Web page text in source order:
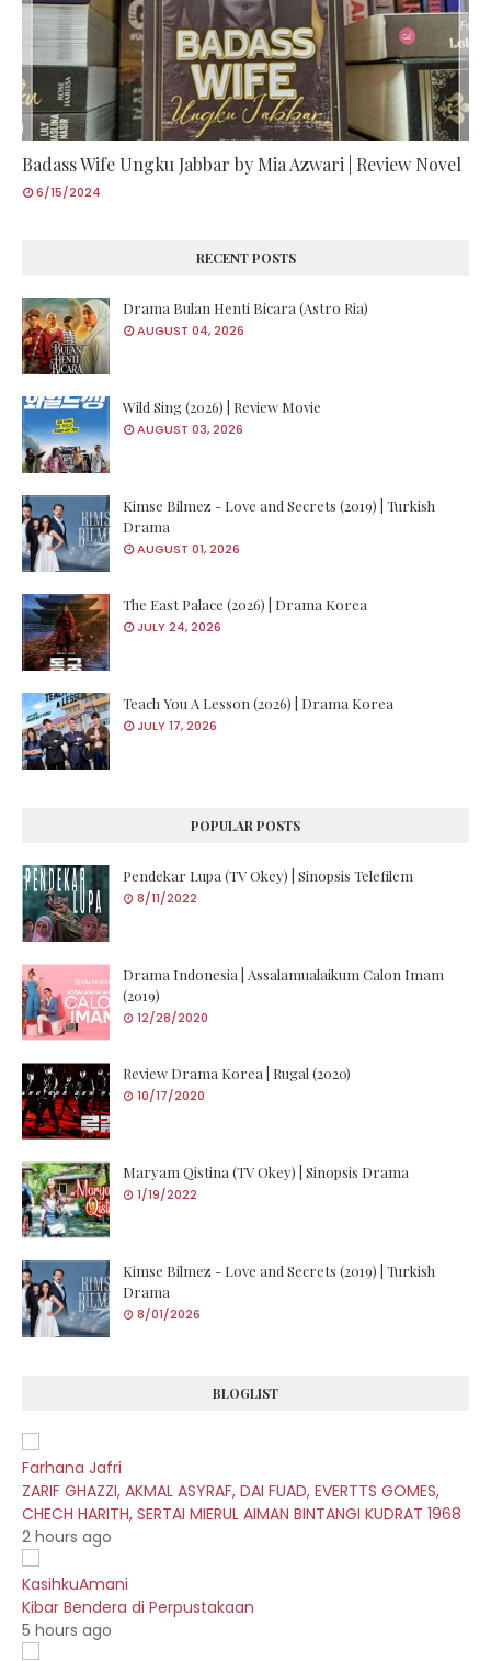
Badass Wife Ungku Jabbar by Mia Azwari | Review Novel
6/15/2024
RECENT POSTS
Drama Bulan Henti Bicara (Astro Ria)
AUGUST 04, 2026
Wild Sing (2026) | Review Movie
AUGUST 03, 2026
Kimse Bilmez - Love and Secrets (2019) | Turkish
Drama
AUGUST 01, 2026
The East Palace (2026) | Drama Korea
JULY 24, 2026
Teach You A Lesson (2026) | Drama Korea
JULY 17, 2026
POPULAR POSTS
Pendekar Lupa (TV Okey) | Sinopsis Telefilem
8/11/2022
Drama Indonesia | Assalamualaikum Calon Imam
(2019)
12/28/2020
Review Drama Korea | Rugal (2020)
10/17/2020
Maryam Qistina (TV Okey) | Sinopsis Drama
1/19/2022
Kimse Bilmez - Love and Secrets (2019) | Turkish
Drama
8/01/2026
BLOGLIST
Farhana Jafri
ZARIF GHAZZI, AKMAL ASYRAF, DAI FUAD, EVERTTS GOMES,
CHECH HARITH, SERTAI MIERUL AIMAN BINTANGI KUDRAT 1968
2 hours ago
KasihkuAmani
Kibar Bendera di Perpustakaan
5 hours ago